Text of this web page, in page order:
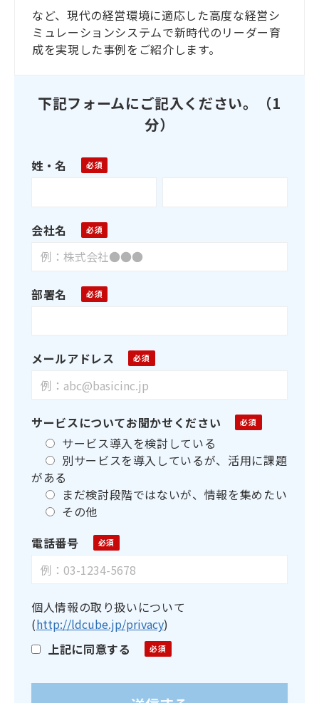
など、現代の経営環境に適応した高度な経営シ
ミュレーションシステムで新時代のリーダー育
成を実現した事例をご紹介します。
下記フォームにご記入ください。（1
分）
姓・名
会社名
部署名
メールアドレス
サービスについてお聞かせください
サービス導入を検討している
別サービスを導入しているが、活用に課題
がある
まだ検討段階ではないが、情報を集めたい
その他
電話番号
個人情報の取り扱いについて
(http://ldcube.jp/privacy)
上記に同意する